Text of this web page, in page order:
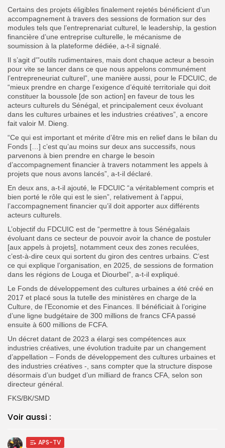
Certains des projets éligibles finalement rejetés bénéficient d’un
accompagnement à travers des sessions de formation sur des
modules tels que l’entreprenariat culturel, le leadership, la gestion
financière d’une entreprise culturelle, le mécanisme de
soumission à la plateforme dédiée, a-t-il signalé.
Il s’agit d'”outils rudimentaires, mais dont chaque acteur a besoin
pour vite se lancer dans ce que nous appelons communément
l’entrepreneuriat culturel”, une manière aussi, pour le FDCUIC, de
“mieux prendre en charge l’exigence d’équité territoriale qui doit
constituer la boussole [de son action] en faveur de tous les
acteurs culturels du Sénégal, et principalement ceux évoluant
dans les cultures urbaines et les industries créatives”, a encore
fait valoir M. Dieng.
“Ce qui est important et mérite d’être mis en relief dans le bilan du
Fonds […] c’est qu’au moins sur deux ans successifs, nous
parvenons à bien prendre en charge le besoin
d’accompagnement financier à travers notamment les appels à
projets que nous avons lancés”, a-t-il déclaré.
En deux ans, a-t-il ajouté, le FDCUIC “a véritablement compris et
bien porté le rôle qui est le sien”, relativement à l’appui,
l’accompagnement financier qu’il doit apporter aux différents
acteurs culturels.
L’objectif du FDCUIC est de “permettre à tous Sénégalais
évoluant dans ce secteur de pouvoir avoir la chance de postuler
[aux appels à projets], notamment ceux des zones reculées,
c’est-à-dire ceux qui sortent du giron des centres urbains. C’est
ce qui explique l’organisation, en 2025, de sessions de formation
dans les régions de Louga et Diourbel”, a-t-il expliqué.
Le Fonds de développement des cultures urbaines a été créé en
2017 et placé sous la tutelle des ministères en charge de la
Culture, de l’Economie et des Finances. Il bénéficiait à l’origine
d’une ligne budgétaire de 300 millions de francs CFA passé
ensuite à 600 millions de FCFA.
Un décret datant de 2023 a élargi ses compétences aux
industries créatives, une évolution traduite par un changement
d’appellation – Fonds de développement des cultures urbaines et
des industries créatives -, sans compter que la structure dispose
désormais d’un budget d’un milliard de francs CFA, selon son
directeur général.
FKS/BK/SMD
Voir aussi :
APS-TV